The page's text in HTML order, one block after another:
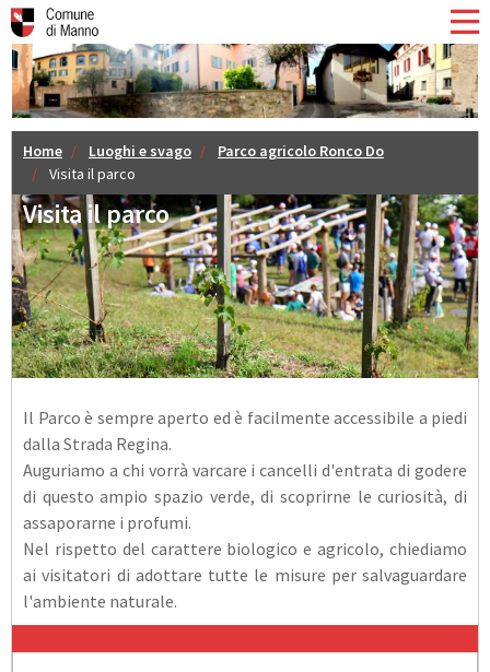
Home Luoghi e svago
Parco agricolo Ronco Do
Visita il parco
Visita il parco
Il Parco è sempre aperto ed è facilmente accessibile a piedi
dalla Strada Regina.
Auguriamo a chi vorrà varcare i cancelli d'entrata di godere
di questo ampio spazio verde, di scoprirne le curiosità, di
assaporarne i profumi.
Nel rispetto del carattere biologico e agricolo, chiediamo
ai visitatori di adottare tutte le misure per salvaguardare
l'ambiente naturale.